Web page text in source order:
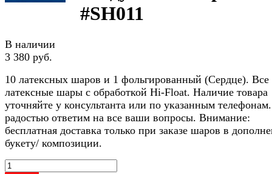
#SH011
В наличии
3 380 руб.
10 латексных шаров и 1 фольгированный (Сердце). Все
латексные шары с обработкой Hi-Float. Наличие товара
уточняйте у консультанта или по указанным
радостью ответим на все ваши вопросы. Внимание:
бесплатная доставка только при заказе шаров в
букету/ композиции.